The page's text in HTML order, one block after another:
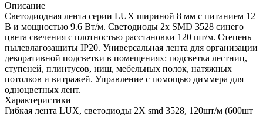
Описание
Светодиодная лента серии LUX шириной 8 мм с питанием 12
В и мощностью 9.6 Вт/м. Светодиоды 2x SMD 3528 синего
цвета свечения с плотностью расстановки 120 шт/м. Степень
пылевлагозащиты IP20. Универсальная лента для организации
декоративной подсветки в помещениях: подсветка лестниц,
ступеней, плинтусов, ниш, мебельных полок, натяжных
потолков и витражей. Управление с помощью диммера для
одноцветных лент.
Характеристики
Гибкая лента LUX, светодиоды 2Х smd 3528, 120шт/м (600шт